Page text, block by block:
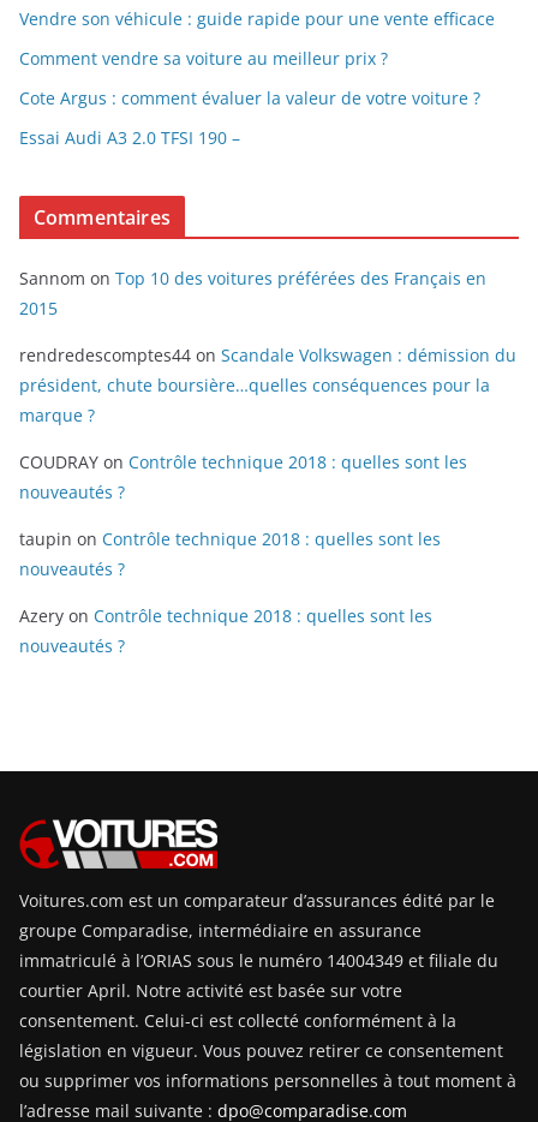
Vendre son véhicule : guide rapide pour une vente efficace
Comment vendre sa voiture au meilleur prix ?
Cote Argus : comment évaluer la valeur de votre voiture ?
Essai Audi A3 2.0 TFSI 190 –
Commentaires
Sannom on Top 10 des voitures préférées des Français en
2015
rendredescomptes44 on Scandale Volkswagen : démission du
président, chute boursière…quelles conséquences pour la
marque ?
COUDRAY on Contrôle technique 2018 : quelles sont les
nouveautés ?
taupin on Contrôle technique 2018 : quelles sont les
nouveautés ?
Azery on Contrôle technique 2018 : quelles sont les
nouveautés ?
Voitures.com est un comparateur d’assurances édité par le
groupe Comparadise, intermédiaire en assurance
immatriculé à l’ORIAS sous le numéro 14004349 et filiale du
courtier April. Notre activité est basée sur votre
consentement. Celui-ci est collecté conformément à la
législation en vigueur. Vous pouvez retirer ce consentement
ou supprimer vos informations personnelles à tout moment à
l’adresse mail suivante : dpo@comparadise.com